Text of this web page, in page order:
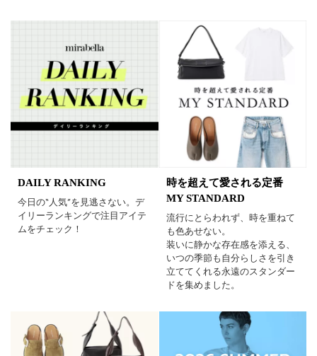
DAILY RANKING
今日の“人気”を見逃さない。デ
イリーランキングで注目アイテ
ムをチェック！
時を超えて愛される定番
MY STANDARD
流行にとらわれず、時を重ねて
も色あせない。
装いに静かな存在感を添える、
いつの季節も自分らしさを引き
立ててくれる永遠のスタンダー
ドを集めました。